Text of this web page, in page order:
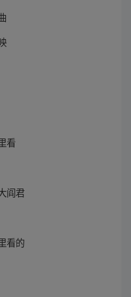
看
阎君
看的